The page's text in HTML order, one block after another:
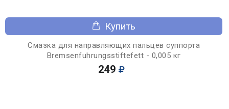
Купить
Смазка для направляющих пальцев суппорта
Bremsenfuhrungsstiftefett - 0,005 кг
249